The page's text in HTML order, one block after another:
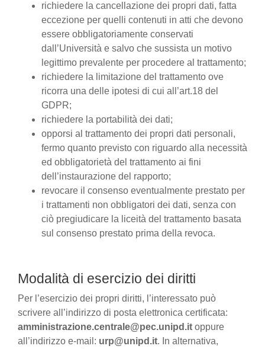
richiedere la cancellazione dei propri dati, fatta
eccezione per quelli contenuti in atti che devono
essere obbligatoriamente conservati
dall’Università e salvo che sussista un motivo
legittimo prevalente per procedere al trattamento;
richiedere la limitazione del trattamento ove
ricorra una delle ipotesi di cui all’art.18 del
GDPR;
richiedere la portabilità dei dati;
opporsi al trattamento dei propri dati personali,
fermo quanto previsto con riguardo alla necessità
ed obbligatorietà del trattamento ai fini
dell’instaurazione del rapporto;
revocare il consenso eventualmente prestato per
i trattamenti non obbligatori dei dati, senza con
ciò pregiudicare la liceità del trattamento basata
sul consenso prestato prima della revoca.
Modalità di esercizio dei diritti
Per l’esercizio dei propri diritti, l’interessato può
scrivere all’indirizzo di posta elettronica certificata:
amministrazione.centrale@pec.unipd.it oppure
all’indirizzo e-mail: urp@unipd.it. In alternativa,